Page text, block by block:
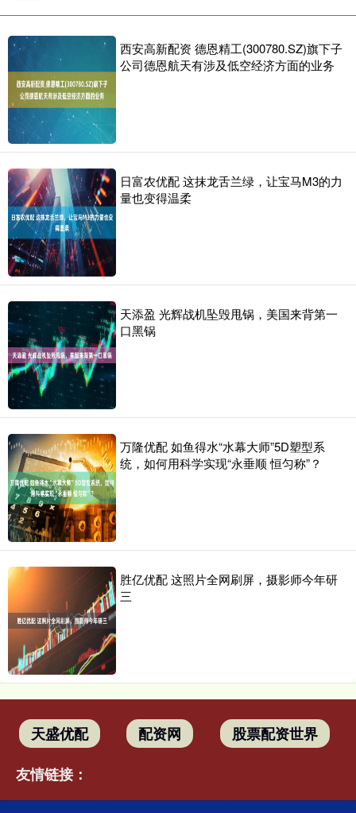
西安高新配资 德恩精工(300780.SZ)旗下子
公司德恩航天有涉及低空经济方面的业务
日富农优配 这抹龙舌兰绿，让宝马M3的力
量也变得温柔
天添盈 光辉战机坠毁甩锅，美国来背第一
口黑锅
万隆优配 如鱼得水“水幕大师”5D塑型系
统，如何用科学实现“永垂顺 恒匀称”？
胜亿优配 这照片全网刷屏，摄影师今年研
三
天盛优配 配资网
股票配资世界
友情链接：